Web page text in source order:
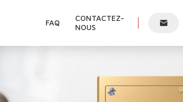
FAQ
CONTACTEZ-
NOUS